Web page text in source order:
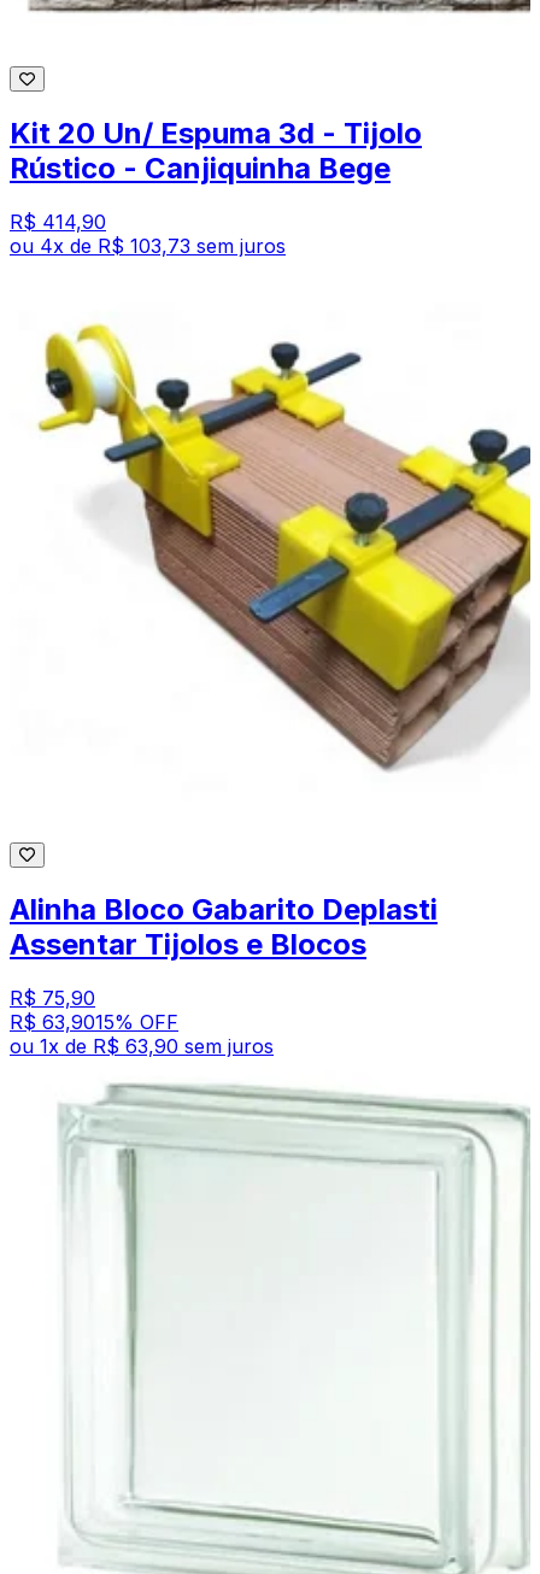
Kit 20 Un/ Espuma 3d - Tijolo
Rústico - Canjiquinha Bege
R$ 414,90
ou 4x de R$ 103,73 sem juros
Alinha Bloco Gabarito Deplasti
Assentar Tijolos e Blocos
R$ 75,90
R$ 63,9015% OFF
ou 1x de R$ 63,90 sem juros